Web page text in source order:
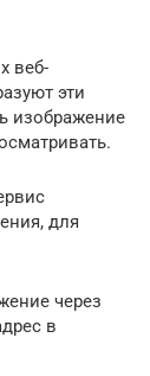
веб-
эти
изображение
для
через
в